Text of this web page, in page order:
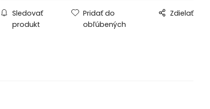
Sledovať
produkt
Pridať do
obľúbených
Zdielať